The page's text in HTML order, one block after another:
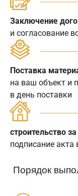
Заключение
и согласование
Поставка
на ваш объект и
в день поставки
строительство
подписание акта
Порядок